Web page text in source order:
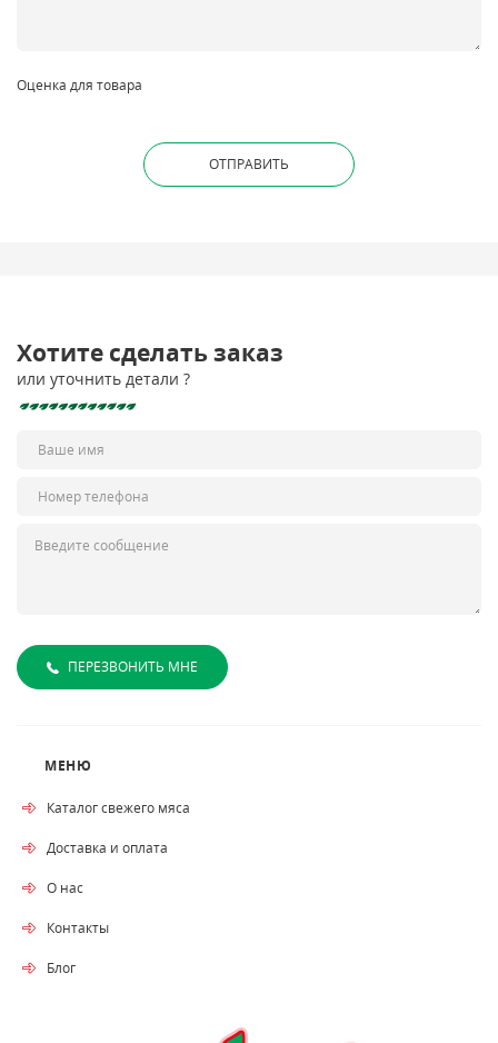
Оценка для товара
МЕНЮ
Каталог свежего мяса
Доставка и оплата
О нас
Контакты
Блог
Хотите сделать заказ
или уточнить детали ?
ПЕРЕЗВОНИТЬ МНЕ